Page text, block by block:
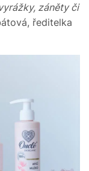
záněty či
ředitelka